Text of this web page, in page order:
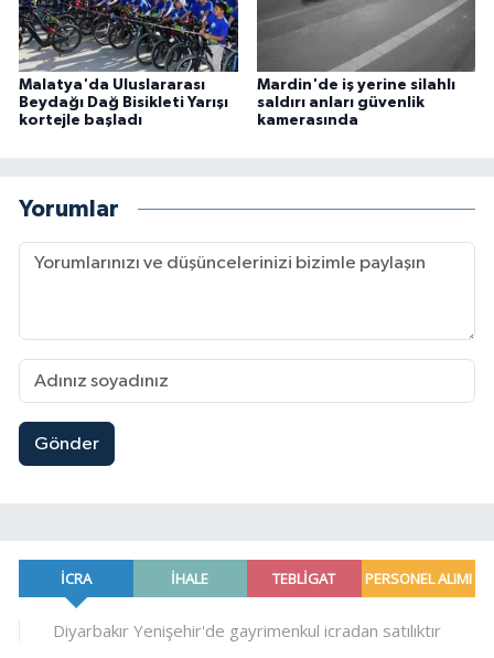
Malatya'da Uluslararası
Beydağı Dağ Bisikleti Yarışı
kortejle başladı
Mardin'de iş yerine silahlı
saldırı anları güvenlik
kamerasında
Yorumlar
Gönder